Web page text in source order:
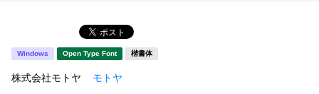
新着一覧
タイプフェイス
明朝体
Windows Open Type Font 楷書体
株式会社モトヤ モトヤ